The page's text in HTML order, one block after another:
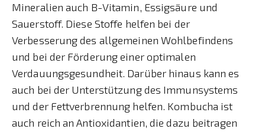
Mineralien auch B-Vitamin, Essigsäure und
Sauerstoff. Diese Stoffe helfen bei der
Verbesserung des allgemeinen Wohlbefindens
und bei der Förderung einer optimalen
Verdauungsgesundheit. Darüber hinaus kann es
auch bei der Unterstützung des Immunsystems
und der Fettverbrennung helfen. Kombucha ist
auch reich an Antioxidantien, die dazu beitragen